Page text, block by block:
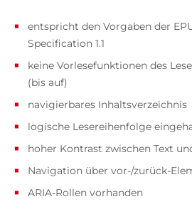
entspricht den Vorgaben der
Specification 1.1
keine Vorlesefunktionen des
(bis auf)
navigierbares Inhaltsverzeichnis
logische Lesereihenfolge
hoher Kontrast zwischen Text
Navigation über vor-/zurück-
ARIA-Rollen vorhanden